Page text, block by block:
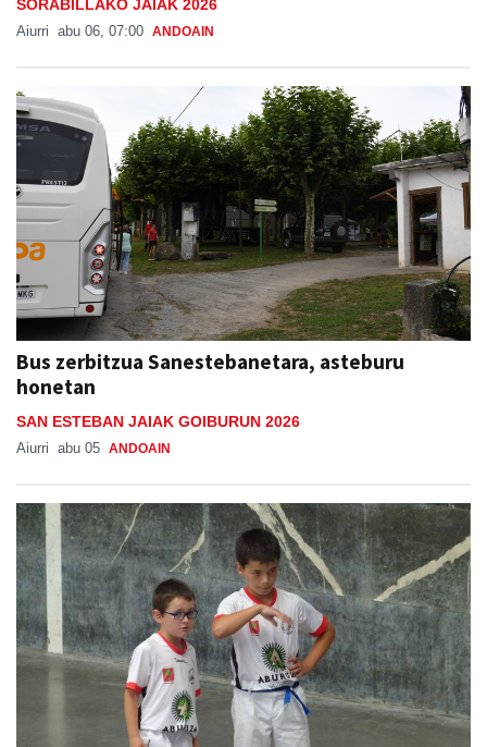
SORABILLAKO JAIAK 2026
Aiurri abu 06, 07:00 ANDOAIN
Bus zerbitzua Sanestebanetara, asteburu
honetan
SAN ESTEBAN JAIAK GOIBURUN 2026
Aiurri abu 05 ANDOAIN